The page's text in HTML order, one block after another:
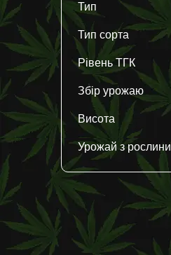
Тип
Тип сорта
Рівень ТГК
Збір урожаю
Висота
Урожай з рослини